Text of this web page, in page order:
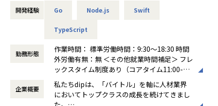
MILは、動画上でタップやクリックを行う「インタラクティ
ブ体験」を提供する動画プレイヤーと、その編集・分析プラ
ットフォームを開発しています。
現在は採用説明会の効率化や内定承諾率の向上を目的とした
「インタラクティブ採用」に注力しています。
ビジネス動画メディアPIVOTへの出演も行い、採用市場での
成長を進めています。
＜組織紹介＞
開発チームは約10名で構成されており、少人数のため裁量を
＜具体的な業務イメージ＞
基幹システムのサブシステムやデータ連携について、最適化
の設計・リリース・データ移行までをお任せします。
・現行のシステムの把握
・最適化検討
・ソースレビューなど
開発経験 Go Node.js Swift
TypeScript
勤務形態
作業時間： 標準労働時間：9:30～18:30 時間
外労働有無：無 ＜その他就業時間補足＞ フレ
ックスタイム制度あり（コアタイム11:00-15:
00、フレキシブルタイムなし）
働き方：フレックス制（コアタイムあり）
時間外労働の有無： 有（月平均23時間）
企業概要
私たちdipは、「バイトル」を軸に人材業界
においてトップクラスの成長を続けてきまし